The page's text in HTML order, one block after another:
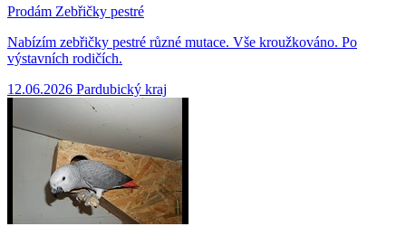
Prodám Zebřičky pestré
Nabízím zebřičky pestré různé mutace. Vše kroužkováno. Po
výstavních rodičích.
12.06.2026 Pardubický kraj